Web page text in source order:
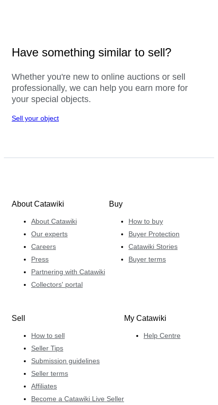
Have something similar to sell?
Whether you're new to online auctions or sell
professionally, we can help you earn more for
your special objects.
Sell your object
About Catawiki
About Catawiki
Our experts
Careers
Press
Partnering with Catawiki
Collectors' portal
Buy
How to buy
Buyer Protection
Catawiki Stories
Buyer terms
Sell
How to sell
Seller Tips
Submission guidelines
Seller terms
Affiliates
Become a Catawiki Live Seller
My Catawiki
Help Centre